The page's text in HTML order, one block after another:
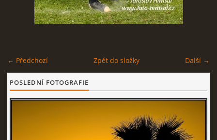
← Předchozí Další →
Zpět do složky
POSLEDNÍ FOTOGRAFIE